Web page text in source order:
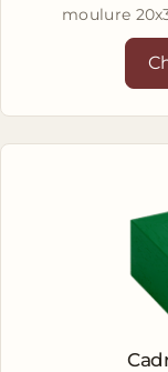
moulure